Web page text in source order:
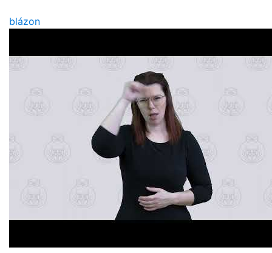
blázon